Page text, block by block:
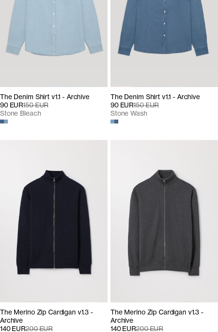
The Denim Shirt v1.1 - Archive
90 EUR150 EUR
Stone Bleach
The Denim Shirt v1.1 - Archive
90 EUR150 EUR
Stone Wash
The Merino Zip Cardigan v1.3 -
Archive
140 EUR200 EUR
The Merino Zip Cardigan v1.3 -
Archive
140 EUR200 EUR